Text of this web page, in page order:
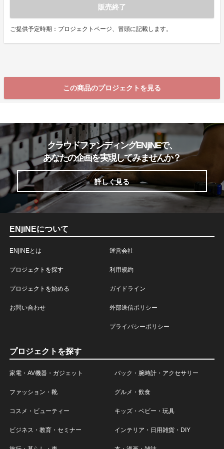
販売終了
ご提供予定時期：プロジェクトページ、冒頭に記載します。
この商品のプロジェクトを見る
クラウドファンディングENjiNEで、
あなたの企画を実現してみませんか？
詳しく見る
ENjiNEについて
ENjiNEとは
プロジェクトを探す
プロジェクトを始める
お問い合わせ
運営会社
利用規約
ガイドライン
外部送信ポリシー
プライバシーポリシー
プロジェクトを探す
家電・AV機器・ガジェット バック・腕時計・アクセサリー
ファッション・靴 グルメ・飲食
コスメ・ビューティー キッズ・ベビー・玩具
ビジネス・教育・セミナー インテリア・日用雑貨・DIY